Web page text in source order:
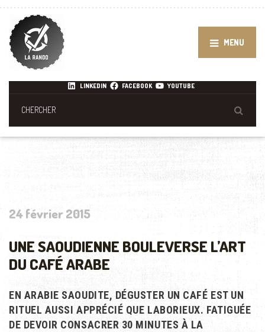
MENU
LINKEDIN FACEBOOK YOUTUBE
24 février 2015
UNE SAOUDIENNE BOULEVERSE L’ART
DU CAFÉ ARABE
EN ARABIE SAOUDITE, DÉGUSTER UN CAFÉ EST UN
RITUEL AUSSI APPRÉCIÉ QUE LABORIEUX. FATIGUÉE
DE DEVOIR CONSACRER 30 MINUTES À LA